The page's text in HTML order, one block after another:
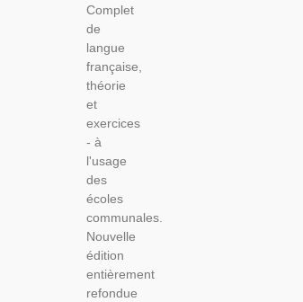
Complet
de
langue
française,
théorie
et
exercices
- à
l'usage
des
écoles
communales.
Nouvelle
édition
entièrement
refondue